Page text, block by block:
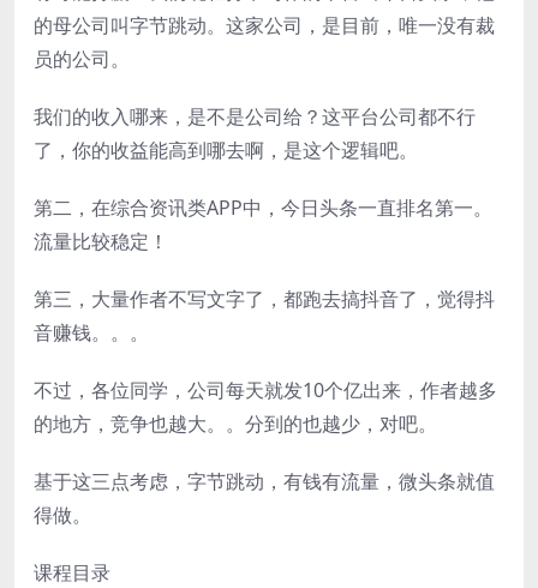
的母公司叫字节跳动。这家公司，是目前，唯一没有裁
员的公司。
我们的收入哪来，是不是公司给？这平台公司都不行
了，你的收益能高到哪去啊，是这个逻辑吧。
第二，在综合资讯类APP中，今日头条一直排名第一。
流量比较稳定！
第三，大量作者不写文字了，都跑去搞抖音了，觉得抖
音赚钱。。。
不过，各位同学，公司每天就发10个亿出来，作者越多
的地方，竞争也越大。。分到的也越少，对吧。
基于这三点考虑，字节跳动，有钱有流量，微头条就值
得做。
课程目录